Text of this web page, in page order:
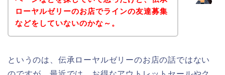
ローヤルゼリーのお店でラインの友達募集
などをしていないのかな～。
というのは、伝承ローヤルゼリーのお店の話ではない